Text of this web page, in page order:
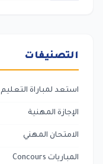
التصنيفات
استعد لمباراة التعليم
الإجازة المهنية
الامتحان المهني
المباريات Concours